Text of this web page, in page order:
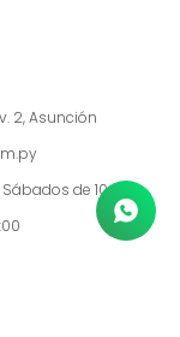
2, Asunción
Sábados de 10:00 a